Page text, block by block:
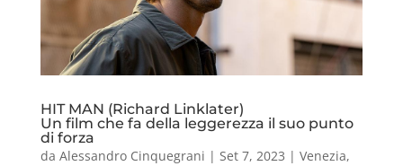
HIT MAN (Richard Linklater)
Un film che fa della leggerezza il suo punto
di forza
da Alessandro Cinquegrani | Set 7, 2023 | Venezia,